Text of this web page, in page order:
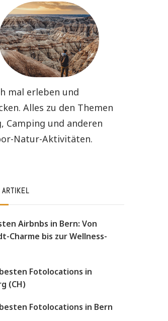
mal erleben und
Alles zu den Themen
Camping und anderen
Natur-Aktivitäten.
Airbnbs in Bern: Von
Charme bis zur Wellness-
Fotolocations in
(CH)
Fotolocations in Bern